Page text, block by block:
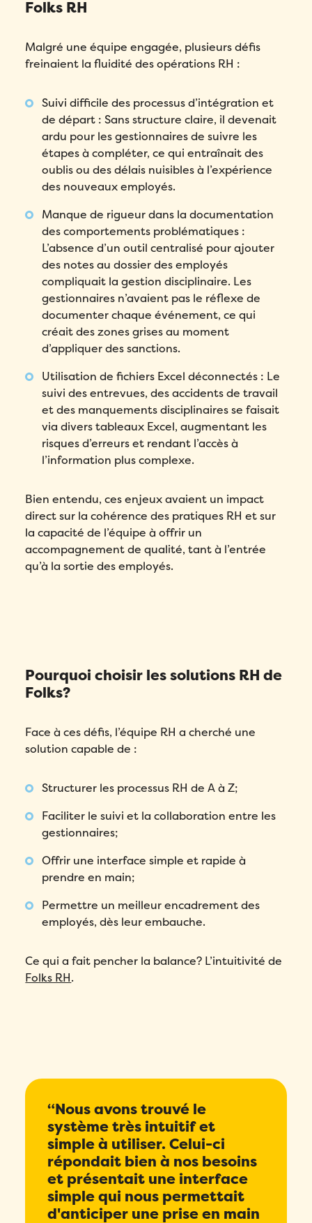
Folks RH
Malgré une équipe engagée, plusieurs défis
freinaient la fluidité des opérations RH :
Suivi difficile des processus d’intégration et
de départ : Sans structure claire, il devenait
ardu pour les gestionnaires de suivre les
étapes à compléter, ce qui entraînait des
oublis ou des délais nuisibles à l’expérience
des nouveaux employés.
Manque de rigueur dans la documentation
des comportements problématiques :
L’absence d’un outil centralisé pour ajouter
des notes au dossier des employés
compliquait la gestion disciplinaire. Les
gestionnaires n’avaient pas le réflexe de
documenter chaque événement, ce qui
créait des zones grises au moment
d’appliquer des sanctions.
Utilisation de fichiers Excel déconnectés : Le
suivi des entrevues, des accidents de travail
et des manquements disciplinaires se faisait
via divers tableaux Excel, augmentant les
risques d’erreurs et rendant l’accès à
l’information plus complexe.
Bien entendu, ces enjeux avaient un impact
direct sur la cohérence des pratiques RH et sur
la capacité de l’équipe à offrir un
accompagnement de qualité, tant à l’entrée
qu’à la sortie des employés.
Pourquoi choisir les solutions RH de
Folks?
Face à ces défis, l’équipe RH a cherché une
solution capable de :
Structurer les processus RH de A à Z;
Faciliter le suivi et la collaboration entre les
gestionnaires;
Offrir une interface simple et rapide à
prendre en main;
Permettre un meilleur encadrement des
employés, dès leur embauche.
Ce qui a fait pencher la balance? L’intuitivité de
Folks RH.
“Nous avons trouvé le
système très intuitif et
simple à utiliser. Celui-ci
répondait bien à nos besoins
et présentait une interface
simple qui nous permettait
d'anticiper une prise en main